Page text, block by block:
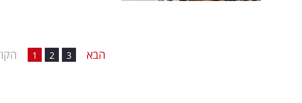
1 2 3 הבא